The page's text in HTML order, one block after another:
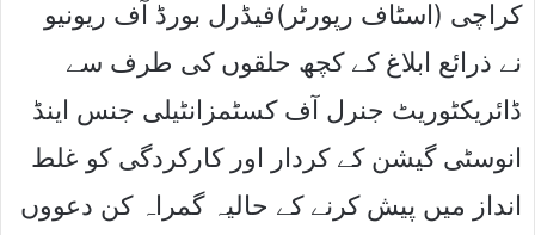
کراچی (اسٹاف رپورٹر)فیڈرل بورڈ آف ریونیو
نے ذرائع ابلاغ کے کچھ حلقوں کی طرف سے
ڈائریکٹوریٹ جنرل آف کسٹمزانٹیلی جنس اینڈ
انوسٹی گیشن کے کردار اور کارکردگی کو غلط
انداز میں پیش کرنے کے حالیہ گمراہ کن دعووں